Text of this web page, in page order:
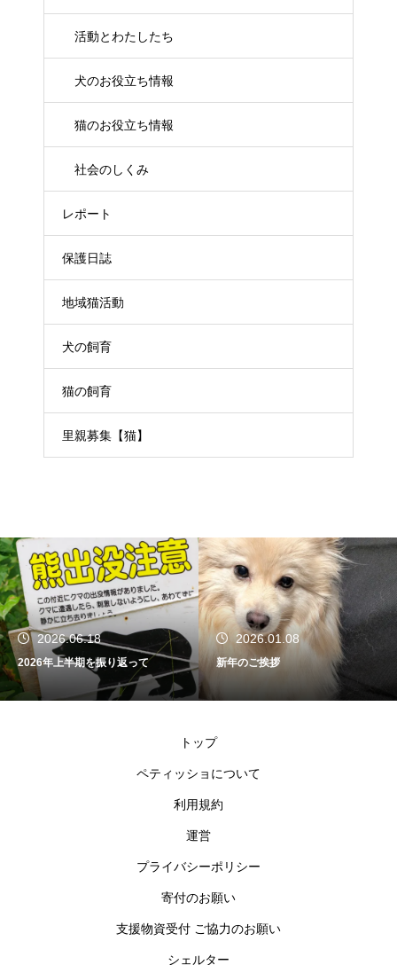
活動とわたしたち
犬のお役立ち情報
猫のお役立ち情報
社会のしくみ
レポート
保護日誌
地域猫活動
犬の飼育
猫の飼育
里親募集【猫】
2026.06.18
2026年上半期を振り返って
2026.01.08
新年のご挨拶
トップ
ペティッショについて
利用規約
運営
プライバシーポリシー
寄付のお願い
支援物資受付 ご協力のお願い
シェルター